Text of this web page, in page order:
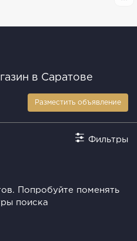
в Саратове
Разместить объявление
Фильтры
Попробуйте поменять
поиска